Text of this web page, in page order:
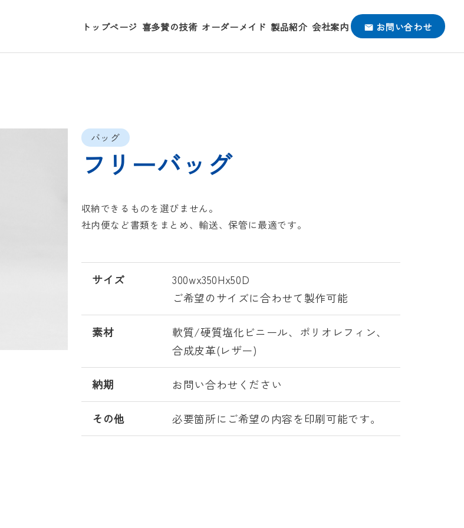
トップページ 喜多賛の技術 オーダーメイド 製品紹介 会社案内 お問い合わせ
バッグ
フリーバッグ
収納できるものを選びません。
社内便など書類をまとめ、輸送、保管に最適です。
サイズ
300wx350Hx50D
ご希望のサイズに合わせて製作可能
素材
軟質/硬質塩化ビニール、ポリオレフィン、
合成皮革(レザー)
納期 お問い合わせください
その他 必要箇所にご希望の内容を印刷可能です。